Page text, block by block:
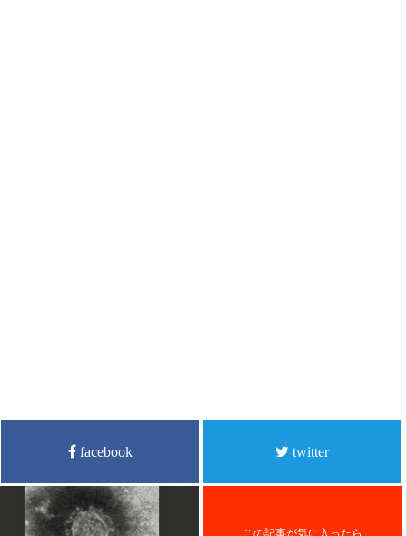
facebook twitter
この記事が気に入ったら